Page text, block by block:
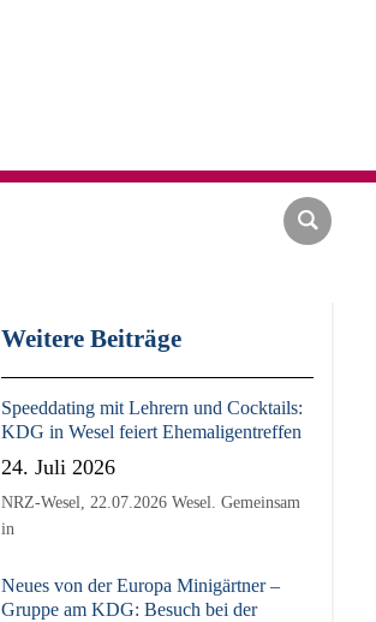
Weitere Beiträge
Speeddating mit Lehrern und Cocktails:
KDG in Wesel feiert Ehemaligentreffen
24. Juli 2026
NRZ-Wesel, 22.07.2026 Wesel. Gemeinsam
in
Neues von der Europa Minigärtner –
Gruppe am KDG: Besuch bei der